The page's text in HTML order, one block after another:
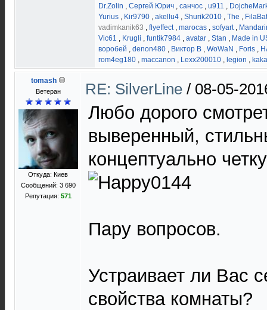
Dr.Zolin , Сергей Юрич , санчос , u911 ,
Yurius , Kir9790 , akellu4 , Shurik2010 , The ,
vadimkanik63 , flyeffect, marocas , sofyart,
Vic61 , Krugli , funtik7984 , avatar , Stan , Made in
воробей , denon480 , Виктор В , WoWaN , Foris ,
rom4eg180 , maccanon , Lexx200010 , legion ,
tomash
Ветеран
Откуда: Киев
Сообщений: 3 690
Репутация: 571
RE: SilverLine / 08-05-
Любо дорого
выверенный,
концептуально
Пару вопросов.
Устраивает ли Вас
свойства комнаты?